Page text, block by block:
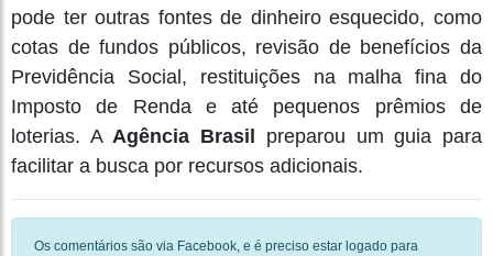
pode ter outras fontes de dinheiro esquecido, como
cotas de fundos públicos, revisão de benefícios da
Previdência Social, restituições na malha fina do
Imposto de Renda e até pequenos prêmios de
loterias. A Agência Brasil preparou um guia para
facilitar a busca por recursos adicionais.
Os comentários são via Facebook, e é preciso estar logado para